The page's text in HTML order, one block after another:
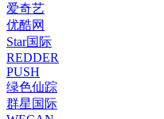
爱奇艺
优酷网
Star国际
REDDER
PUSH
绿色仙踪
群星国际